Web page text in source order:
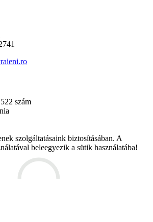
szám
szolgáltatásaink biztosításában. A
beleegyezik a sütik használatába!